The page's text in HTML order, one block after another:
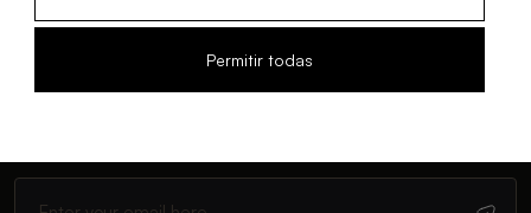
Newsletter
Permitir todas